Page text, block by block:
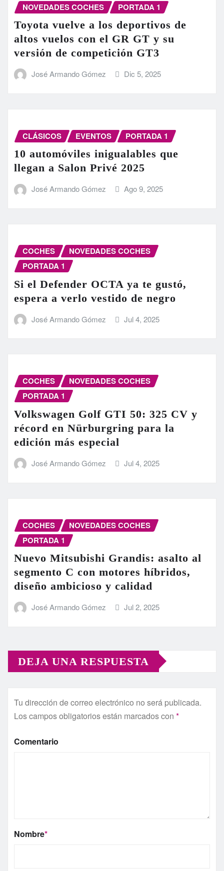
NOVEDADES COCHES PORTADA 1
Toyota vuelve a los deportivos de
altos vuelos con el GR GT y su
versión de competición GT3
José Armando Gómez Dic 5, 2025
CLÁSICOS EVENTOS PORTADA 1
10 automóviles inigualables que
llegan a Salon Privé 2025
José Armando Gómez Ago 9, 2025
COCHES
NOVEDADES COCHES
PORTADA 1
Si el Defender OCTA ya te gustó,
espera a verlo vestido de negro
José Armando Gómez Jul 4, 2025
COCHES
NOVEDADES COCHES
PORTADA 1
Volkswagen Golf GTI 50: 325 CV y
récord en Nürburgring para la
edición más especial
José Armando Gómez Jul 4, 2025
COCHES
NOVEDADES COCHES
PORTADA 1
Nuevo Mitsubishi Grandis: asalto al
segmento C con motores híbridos,
diseño ambicioso y calidad
José Armando Gómez Jul 2, 2025
DEJA UNA RESPUESTA
Tu dirección de correo electrónico no será publicada.
Los campos obligatorios están marcados con *
Comentario
Nombre*